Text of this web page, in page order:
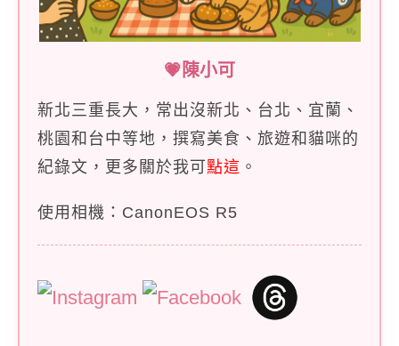
💗陳小可
新北三重長大，常出沒新北、台北、宜蘭、
桃園和台中等地，撰寫美食、旅遊和貓咪的
紀錄文，更多關於我可 點這 。
使用相機：CanonEOS R5